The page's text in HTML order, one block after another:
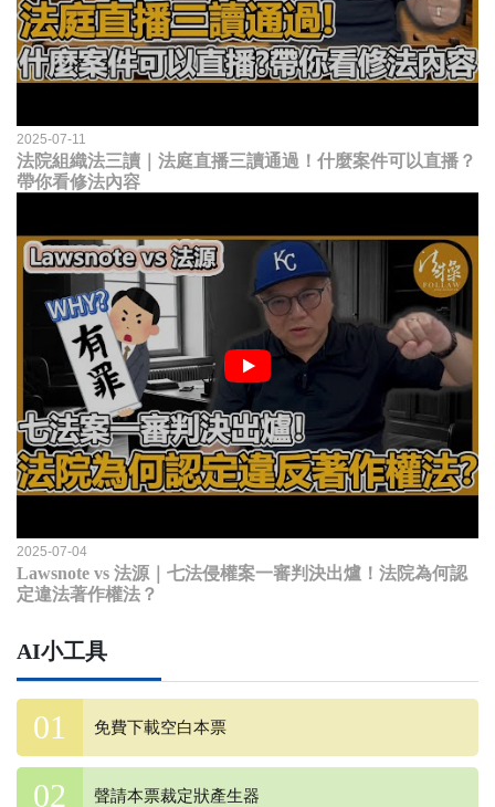
2025-07-11
法院組織法三讀｜法庭直播三讀通過！什麼案件可以直播？
帶你看修法內容
2025-07-04
Lawsnote vs 法源｜七法侵權案一審判決出爐！法院為何認
定違法著作權法？
AI小工具
免費下載空白本票
聲請本票裁定狀產生器